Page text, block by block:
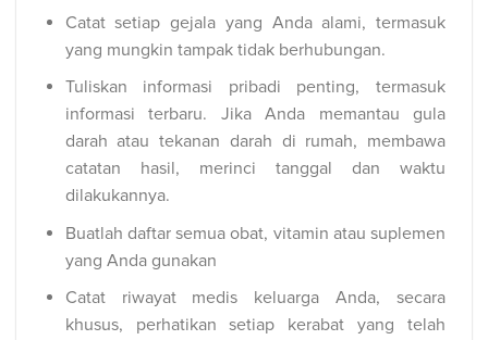
Catat setiap gejala yang Anda alami, termasuk
yang mungkin tampak tidak berhubungan.
Tuliskan informasi pribadi penting, termasuk
informasi terbaru. Jika Anda memantau gula
darah atau tekanan darah di rumah, membawa
catatan hasil, merinci tanggal dan waktu
dilakukannya.
Buatlah daftar semua obat, vitamin atau suplemen
yang Anda gunakan
Catat riwayat medis keluarga Anda, secara
khusus, perhatikan setiap kerabat yang telah